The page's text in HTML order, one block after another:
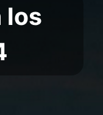
los